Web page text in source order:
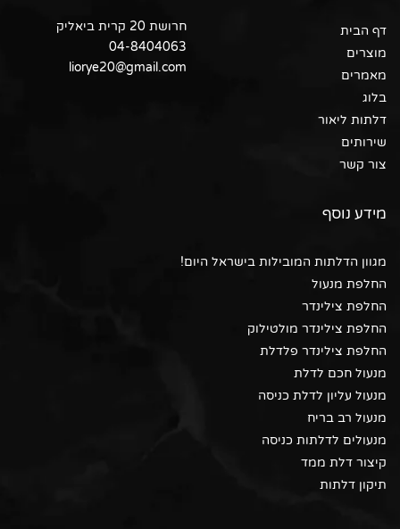
דף הבית
מוצרים
מאמרים
בלוג
דלתות ליאור
שירותים
צור קשר
מידע נוסף
מגוון הדלתות המובילות בישראל היום!
החלפת מנעול
החלפת צילינדר
החלפת צילינדר מולטילוק
החלפת צילינדר פלדלת
מנעול חכם לדלת
מנעול עליון לדלת כניסה
מנעול רב בריח
מנעולים לדלתות כניסה
קיצור דלת ממד
תיקון דלתות
חרושת 20 קרית ביאליק
04-8404063
liorye20@gmail.com